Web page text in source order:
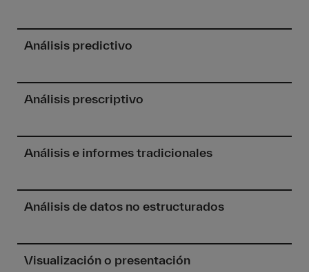
Análisis predictivo
Análisis prescriptivo
Análisis e informes tradicionales
Análisis de datos no estructurados
Visualización o presentación